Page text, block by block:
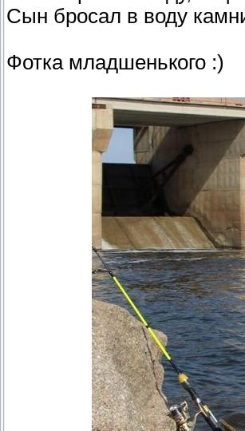
Сын бросал в воду
Фотка младшенького :)